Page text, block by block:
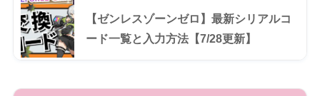
【ゼンレスゾーンゼロ】最新シリアルコ
ード一覧と入力方法【7/28更新】